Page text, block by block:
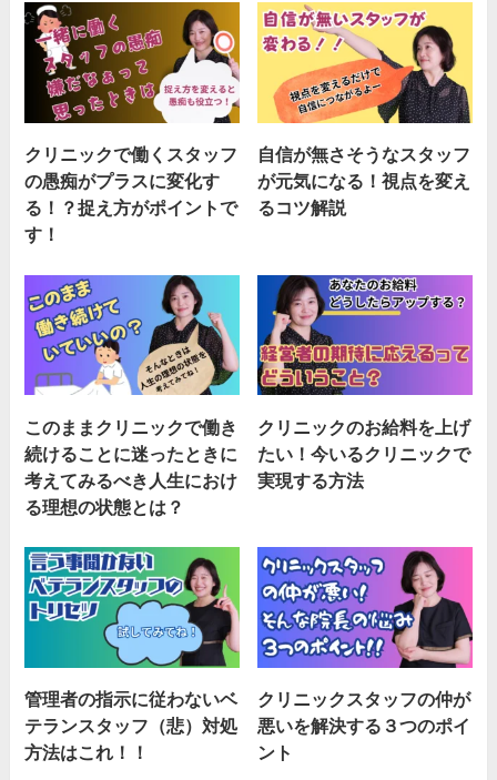
クリニックで働くスタッフ
の愚痴がプラスに変化す
る！？捉え方がポイントで
す！
自信が無さそうなスタッフ
が元気になる！視点を変え
るコツ解説
このままクリニックで働き
続けることに迷ったときに
考えてみるべき人生におけ
る理想の状態とは？
クリニックのお給料を上げ
たい！今いるクリニックで
実現する方法
管理者の指示に従わないベ
テランスタッフ（悲）対処
方法はこれ！！
クリニックスタッフの仲が
悪いを解決する３つのポイ
ント